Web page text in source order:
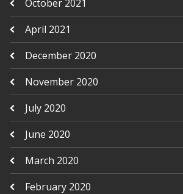
October 2021
April 2021
December 2020
November 2020
July 2020
June 2020
March 2020
February 2020